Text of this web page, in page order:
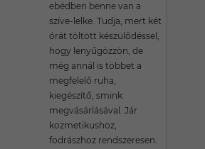
ebédben benne van a
szíve-lelke. Tudja, mert két
órát töltött készülődéssel,
hogy lenyűgözzön, de
még annál is többet a
megfelelő ruha,
kiegészítő, smink
megvásárlásával. Jár
kozmetikushoz,
fodrászhoz rendszeresen.